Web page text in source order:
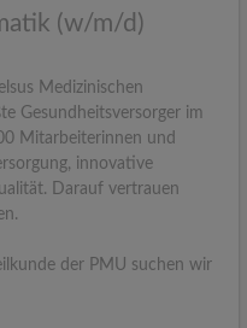
(w/m/d)
Medizinischen
Gesundheitsversorger im
Mitarbeiterinnen und
innovative
Darauf vertrauen
der PMU suchen wir